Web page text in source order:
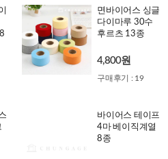
면바이어스 싱글
다이마루 30수
후르츠 13종
4,800원
구매후기 : 19
바이어스 테이프
4마 베이직계열
8종